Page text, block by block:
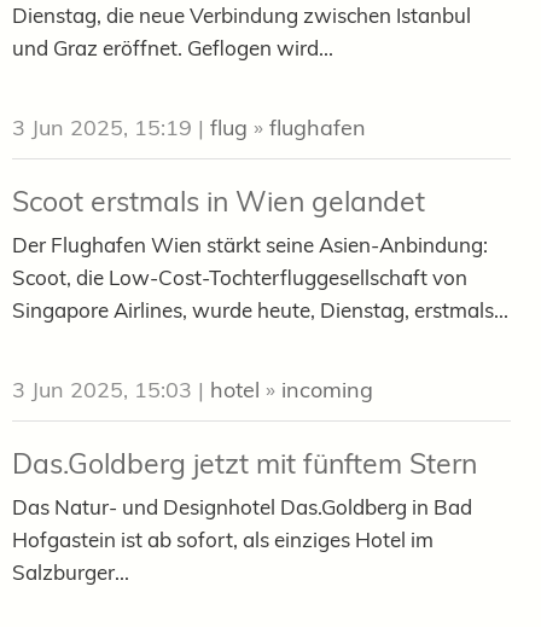
Dienstag, die neue Verbindung zwischen Istanbul
und Graz eröffnet. Geflogen wird...
3 Jun 2025, 15:19 | flug » flughafen
Scoot erstmals in Wien gelandet
Der Flughafen Wien stärkt seine Asien-Anbindung:
Scoot, die Low-Cost-Tochterfluggesellschaft von
Singapore Airlines, wurde heute, Dienstag, erstmals...
3 Jun 2025, 15:03 | hotel » incoming
Das.Goldberg jetzt mit fünftem Stern
Das Natur- und Designhotel Das.Goldberg in Bad
Hofgastein ist ab sofort, als einziges Hotel im
Salzburger...